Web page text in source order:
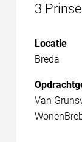
3
Locatie
Breda
Van